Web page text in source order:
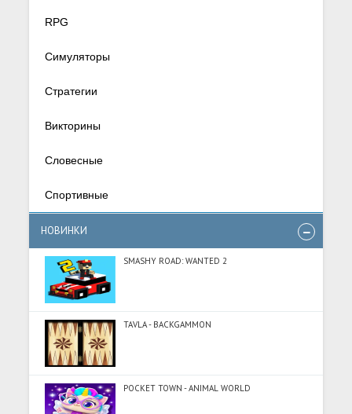
RPG
Симуляторы
Стратегии
Викторины
Словесные
Спортивные
НОВИНКИ
SMASHY ROAD: WANTED 2
TAVLA - BACKGAMMON
POCKET TOWN - ANIMAL WORLD